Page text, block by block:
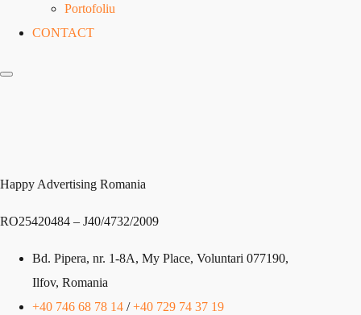
Portofoliu
CONTACT
Happy Advertising Romania
RO25420484 – J40/4732/2009
Bd. Pipera, nr. 1-8A, My Place, Voluntari 077190,
Ilfov, Romania
+40 746 68 78 14 /+40 729 74 37 19